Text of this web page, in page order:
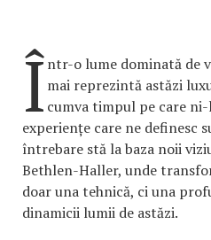
Într-o lume dominată de
mai reprezintă astăzi
cumva timpul pe care
experiențe care ne definesc
întrebare stă la baza noii
Bethlen-Haller, unde
doar una tehnică, ci una
dinamicii lumii de astăzi.